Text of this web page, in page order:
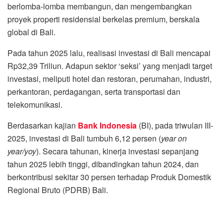
berlomba-lomba membangun, dan mengembangkan
proyek properti residensial berkelas premium, berskala
global di Bali.
Pada tahun 2025 lalu, realisasi investasi di Bali mencapai
Rp32,39 Triliun. Adapun sektor ‘seksi’ yang menjadi target
investasi, meliputi hotel dan restoran, perumahan, industri,
perkantoran, perdagangan, serta transportasi dan
telekomunikasi.
Berdasarkan kajian Bank Indonesia (BI), pada triwulan III-
2025, investasi di Bali tumbuh 6,12 persen (year on
year/yoy). Secara tahunan, kinerja investasi sepanjang
tahun 2025 lebih tinggi, dibandingkan tahun 2024, dan
berkontribusi sekitar 30 persen terhadap Produk Domestik
Regional Bruto (PDRB) Bali.